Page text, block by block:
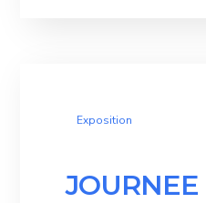
Exposition
JOURNEE